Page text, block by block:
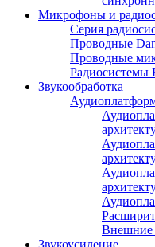
Микрофоны и
Серия
Проводные
Проводные
Радиосистемы
Звукообработка
Внешние
Звукоусиление